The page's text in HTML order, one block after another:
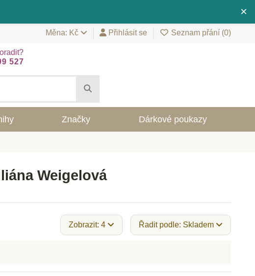
×
Měna: Kč Přihlásit se Seznam přání (0)
527
Značky Dárkové poukazy
Weigelová
Zobrazit: 4 Řadit podle: Skladem